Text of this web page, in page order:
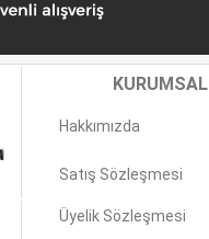
KURUMSAL
Hakkımızda
Satış Sözleşmesi
Üyelik Sözleşmesi